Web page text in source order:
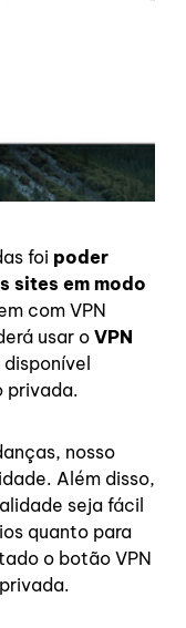
foi poder
sites em modo
com VPN
usar o VPN
privada.
nosso
Além disso,
seja fácil
quanto para
o botão VPN